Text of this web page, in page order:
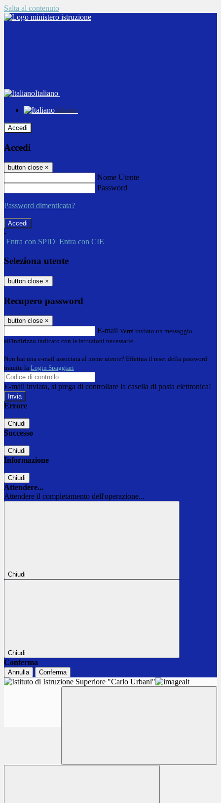
Salta al contenuto
Italiano
Italiano
Accedi
Accedi
button close ×
Nome Utente
Password
Password dimenticata?
-
Entra con SPID Entra con CIE
Seleziona utente
button close ×
Recupero password
button close ×
E-mail Verrà inviato un messaggio
all'indirizzo indicato con le istruzioni necessarie.
Non hai una e-mail associata al nome utente? Effettua il reset della password
tramite la Login Spaggiari
E-mail inviata, si prega di controllare la casella di posta elettronica!
Errore
Chiudi
Successo
Chiudi
Informazione
Chiudi
Attendere...
Attendere il completamento dell'operazione...
Chiudi
Chiudi
Conferma
Annulla Conferma